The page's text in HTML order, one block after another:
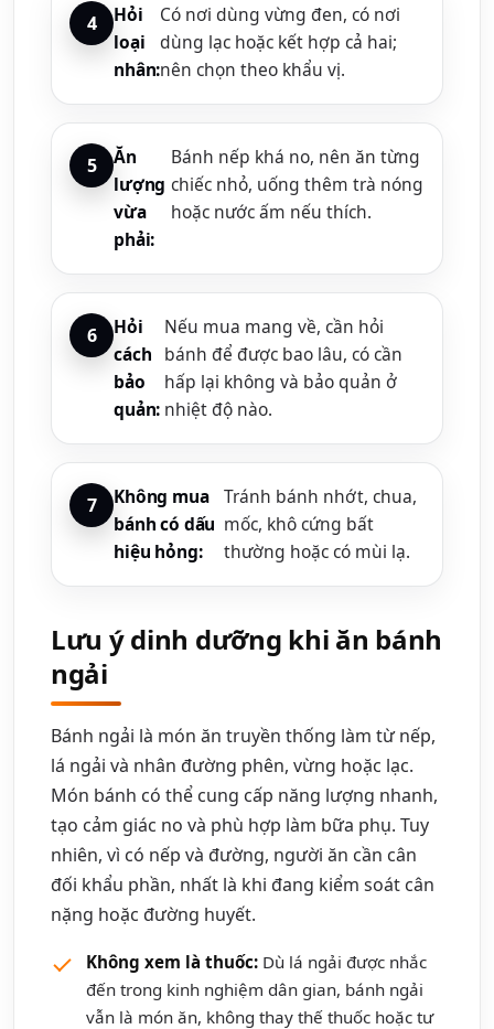
Hỏi
loại
nhân:
Có nơi dùng vừng đen, có nơi
dùng lạc hoặc kết hợp cả hai;
nên chọn theo khẩu vị.
Ăn
lượng
vừa
phải:
Bánh nếp khá no, nên ăn từng
chiếc nhỏ, uống thêm trà nóng
hoặc nước ấm nếu thích.
Hỏi
cách
bảo
quản:
Nếu mua mang về, cần hỏi
bánh để được bao lâu, có cần
hấp lại không và bảo quản ở
nhiệt độ nào.
Không mua
bánh có dấu
hiệu hỏng:
Tránh bánh nhớt, chua,
mốc, khô cứng bất
thường hoặc có mùi lạ.
Lưu ý dinh dưỡng khi ăn bánh
ngải
Bánh ngải là món ăn truyền thống làm từ nếp,
lá ngải và nhân đường phên, vừng hoặc lạc.
Món bánh có thể cung cấp năng lượng nhanh,
tạo cảm giác no và phù hợp làm bữa phụ. Tuy
nhiên, vì có nếp và đường, người ăn cần cân
đối khẩu phần, nhất là khi đang kiểm soát cân
nặng hoặc đường huyết.
Không xem là thuốc: Dù lá ngải được nhắc
đến trong kinh nghiệm dân gian, bánh ngải
vẫn là món ăn, không thay thế thuốc hoặc tư